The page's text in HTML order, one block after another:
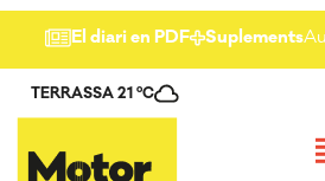
El diari en PDF Suplements
TERRASSA 21 ºC